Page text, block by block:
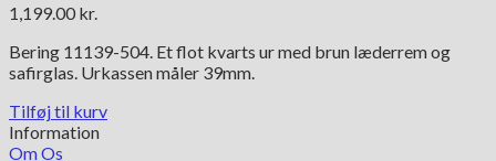
1,199.00 kr.
Bering 11139-504. Et flot kvarts ur med brun læderrem og
safirglas. Urkassen måler 39mm.
Tilføj til kurv
Information
Om Os